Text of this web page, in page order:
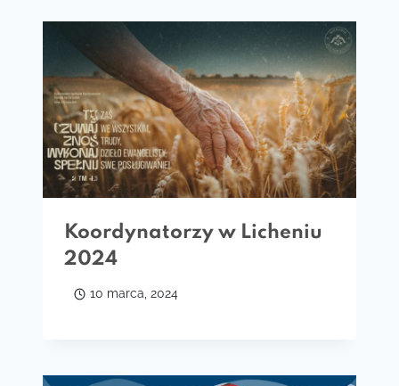
Koordynatorzy w Licheniu
2024
10 marca, 2024